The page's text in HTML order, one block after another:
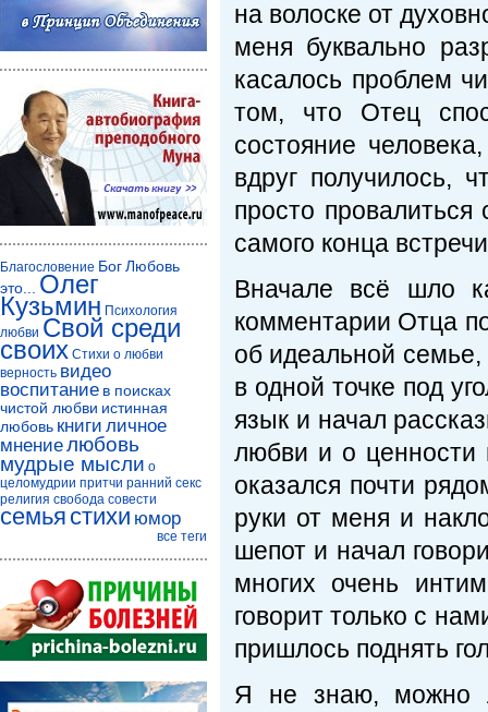
на волоске от
меня буквально
касалось проблем
том, что Отец
состояние
вдруг получилось,
просто
самого конца
Вначале всё шло
комментарии Отца
об идеальной семье,
в одной точке под
язык и начал
любви и о ценности
оказался почти
руки от меня и
шепот и начал
многих очень
говорит только с
пришлось поднять
Я не знаю, можно
Благословение БогЛюбовь
это...
Олег
Кузьмин Психология
любви Свой среди
своих Стихи о любви
верность видео
воспитание в поисках
чистой любви истинная
любовь книги личное
мнениелюбовь
мудрые мысли о
целомудрии притчи ранний секс
религия свобода совести
семья стихи юмор
все теги